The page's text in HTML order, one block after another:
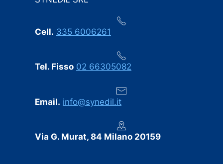
Professionalità, puntualità e cura dei dettagli:
consigliamo vivamente SYNEDIL a chiunque stia
Cell. 335 6006261
Tel. Fisso 02 66305082
Email. info@synedil.it
Via G. Murat, 84 Milano 20159